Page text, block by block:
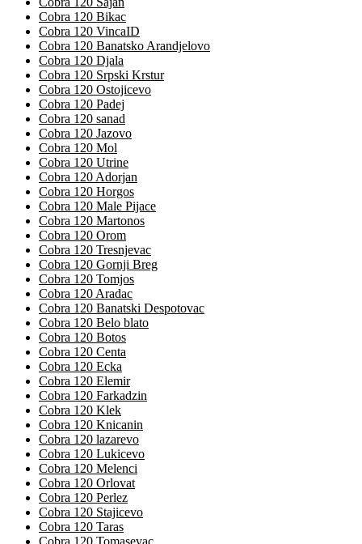
Cobra 120 Bikac
Cobra 120 VincaID
Cobra 120 Banatsko Arandjelovo
Cobra 120 Djala
Cobra 120 Srpski Krstur
Cobra 120 Ostojicevo
Cobra 120 Padej
Cobra 120 sanad
Cobra 120 Jazovo
Cobra 120 Mol
Cobra 120 Utrine
Cobra 120 Adorjan
Cobra 120 Horgos
Cobra 120 Male Pijace
Cobra 120 Martonos
Cobra 120 Orom
Cobra 120 Tresnjevac
Cobra 120 Gornji Breg
Cobra 120 Tomjos
Cobra 120 Aradac
Cobra 120 Banatski Despotovac
Cobra 120 Belo blato
Cobra 120 Botos
Cobra 120 Centa
Cobra 120 Ecka
Cobra 120 Elemir
Cobra 120 Farkadzin
Cobra 120 Klek
Cobra 120 Knicanin
Cobra 120 lazarevo
Cobra 120 Lukicevo
Cobra 120 Melenci
Cobra 120 Orlovat
Cobra 120 Perlez
Cobra 120 Stajicevo
Cobra 120 Taras
Cobra 120 Tomasevac